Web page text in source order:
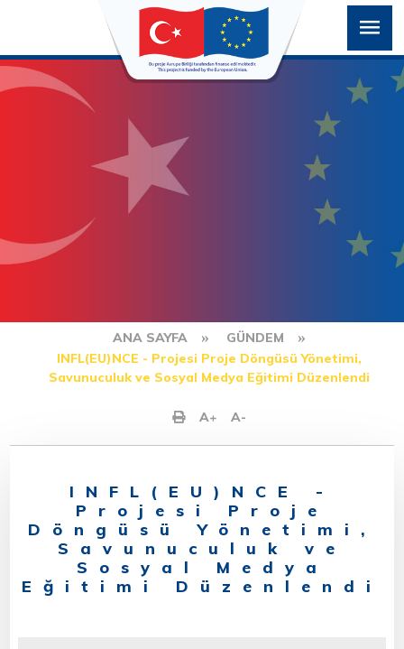
ANA SAYFA
GÜNDEM
INFL(EU)NCE - Projesi Proje Döngüsü Yönetimi,
Savunuculuk ve Sosyal Medya Eğitimi Düzenlendi
A+ A-
INFL(EU)NCE -
Projesi Proje
Döngüsü Yönetimi,
Savunuculuk ve
Sosyal Medya
Eğitimi Düzenlendi